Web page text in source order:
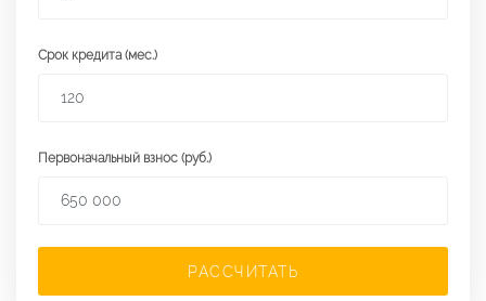
Срок кредита (мес.)
Первоначальный взнос (руб.)
РАССЧИТАТЬ